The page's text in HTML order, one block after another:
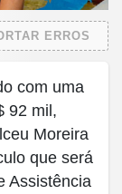
ERROS
com uma
92 mil,
Moreira
que será
Assistência